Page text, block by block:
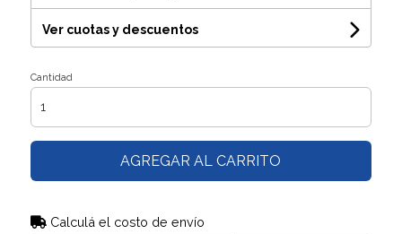
Ver cuotas y descuentos
Cantidad
AGREGAR AL CARRITO
Calculá el costo de envío